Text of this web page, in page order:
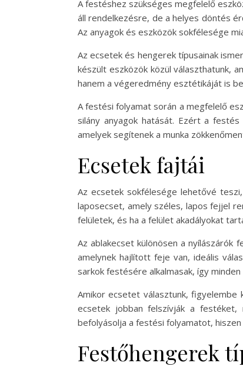
A festéshez szükséges megfelelő
áll rendelkezésre, de a helyes döntés
Az anyagok és eszközök sokfélesége
Az ecsetek és hengerek típusainak
készült eszközök közül választhatunk,
hanem a végeredmény esztétikáját is
A festési folyamat során a megfelelő
silány anyagok hatását. Ezért a
amelyek segítenek a munka
Ecsetek fajtái
Az ecsetek sokfélesége lehetővé
laposecset, amely széles, lapos fejjel
felületek, és ha a felület akadályokat
Az ablakecset különösen a
amelynek hajlított feje van, ideális
sarkok festésére alkalmasak, így
Amikor ecsetet választunk,
ecsetek jobban felszívják a
befolyásolja a festési folyamatot,
Festőhengerek